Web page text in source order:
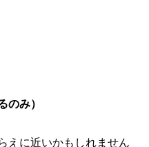
のみ）
えに近いかもしれません